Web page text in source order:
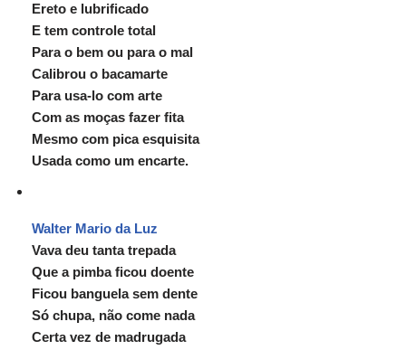
Ereto e lubrificado
E tem controle total
Para o bem ou para o mal
Calibrou o bacamarte
Para usa-lo com arte
Com as moças fazer fita
Mesmo com pica esquisita
Usada como um encarte.
Walter Mario da Luz
Vava deu tanta trepada
Que a pimba ficou doente
Ficou banguela sem dente
Só chupa, não come nada
Certa vez de madrugada